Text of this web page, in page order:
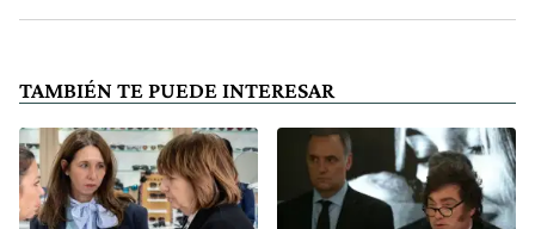
TAMBIÉN TE PUEDE INTERESAR